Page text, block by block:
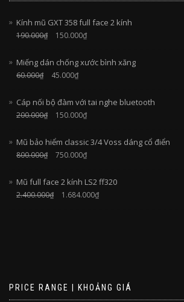
Kính mũ GXT 358 full face 2 kính
190.000₫ 150.000₫
Miếng dán chống xước bình xăng
60.000₫ 45.000₫
Cáp nối bộ đàm với tai nghe bluetooth
200.000₫ 150.000₫
Mũ bảo hiểm classic 3/4 Voss dáng cổ điển
800.000₫ 750.000₫
Mũ full face 2 kính LS2 ff320
2.400.000₫ 1.684.000₫
PRICE RANGE | KHOẢNG GIÁ